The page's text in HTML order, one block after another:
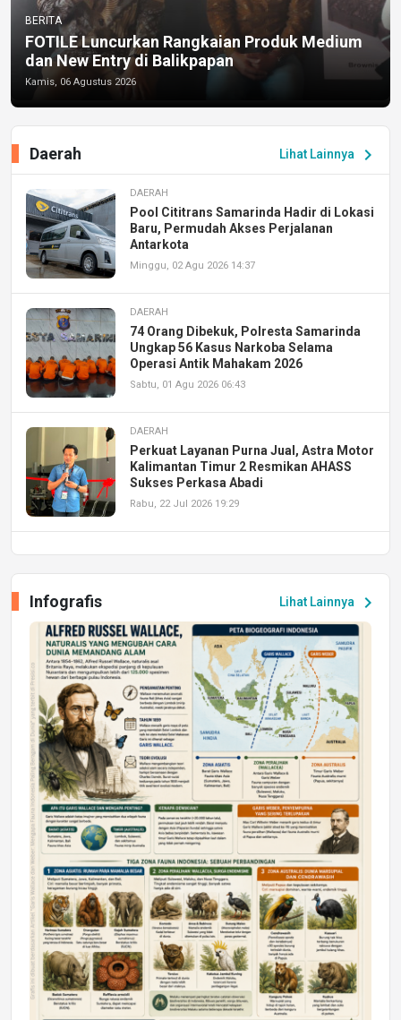
BERITA
FOTILE Luncurkan Rangkaian Produk Medium
dan New Entry di Balikpapan
Kamis, 06 Agustus 2026
Lihat Lainnya chevron_right
Daerah
DAERAH
Pool Cititrans Samarinda Hadir di Lokasi
Baru, Permudah Akses Perjalanan
Antarkota
Minggu, 02 Agu 2026 14:37
DAERAH
74 Orang Dibekuk, Polresta Samarinda
Ungkap 56 Kasus Narkoba Selama
Operasi Antik Mahakam 2026
Sabtu, 01 Agu 2026 06:43
DAERAH
Perkuat Layanan Purna Jual, Astra Motor
Kalimantan Timur 2 Resmikan AHASS
Sukses Perkasa Abadi
Rabu, 22 Jul 2026 19:29
Peluang Kerja dan Magang
Jumat, 17 Jul 2026 22:30
DAERAH
Astra Motor Kalimantan Timur 2 Dukung
Mahasiswa Samarinda dalam Astra
Honda SDGs Future Leaders 2026
Jumat, 10 Jul 2026 19:01
Lihat Lainnya chevron_right
Infografis